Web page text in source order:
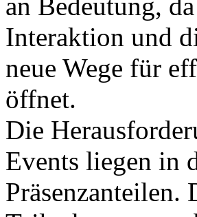
Interaktion und
neue Wege für
öffnet.
Die
Events liegen in
Präsenzanteilen.